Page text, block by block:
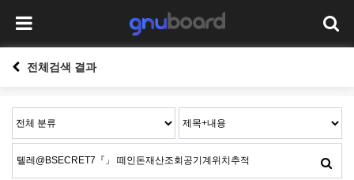
전체검색 결과